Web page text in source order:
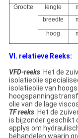
Grootte
lengte
breedte
hoog
VI. relatieve Reeks:
VFD-reeks: Het de
isolatieolie
isolatieolie van
olie van de lage
TF reeks: Het de
is bijzonder geschikt
applys om
behandelen waarin